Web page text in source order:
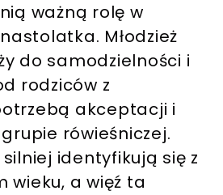
ważną rolę w
Młodzież
do samodzielności i
rodziców z
akceptacji i
rówieśniczej.
identyfikują się z
wieku, a więź ta